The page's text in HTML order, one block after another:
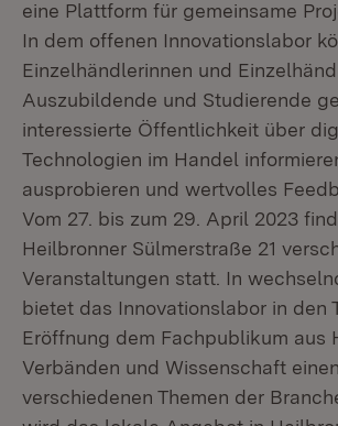
eine Plattform für gemeinsame
In dem offenen Innovationslabor
Einzelhändlerinnen und
Auszubildende und Studierende
interessierte Öffentlichkeit über
Technologien im Handel
ausprobieren und wertvolles
Vom 27. bis zum 29. April 2023
Heilbronner Sülmerstraße 21
Veranstaltungen statt. In
bietet das Innovationslabor in den
Eröffnung dem Fachpublikum aus
Verbänden und Wissenschaft
verschiedenen Themen der